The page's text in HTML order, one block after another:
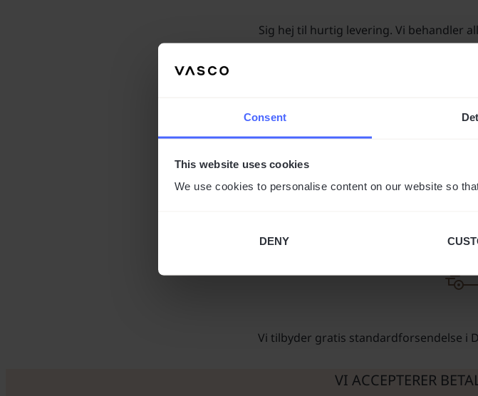
Consent
This website uses cookies
We use cookies to personalise content on our website so
DENY
Sig hej til hurtig levering. Vi behandler
Stol på at dit køb ankommer i ét stykke. Alle
Vi tilbyder gratis standardforsendelse i
VI ACCEPTERER